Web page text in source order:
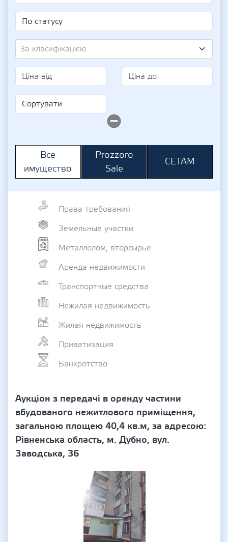
За класифікацією
Все
имущество
Prozzoro
Sale
СЕТАМ
Права требования
Земельные участки
Металлолом, вторсырье
Аренда недвижимости
Транспортные средства
Нежилая недвижимость
Жилая недвижимость
Приватизация
Банкротство
Аукціон з передачі в оренду частини
вбудованого нежитлового приміщення,
загальною площею 40,4 кв.м, за адресою:
Рівненська область, м. Дубно, вул.
Заводська, 36